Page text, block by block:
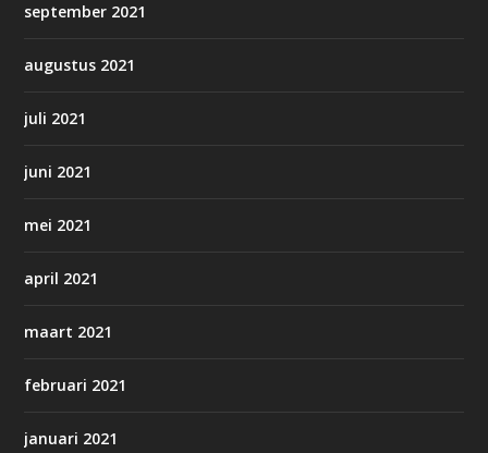
september 2021
augustus 2021
juli 2021
juni 2021
mei 2021
april 2021
maart 2021
februari 2021
januari 2021